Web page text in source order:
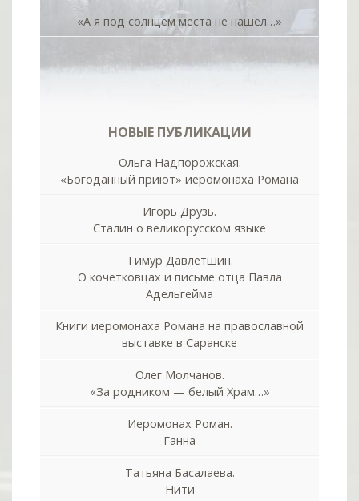
«А я под солнцем места не нашёл…»
НОВЫЕ ПУБЛИКАЦИИ
Ольга Надпорожская.
«Богоданный приют» иеромонаха Романа
Игорь Друзь.
Сталин о великорусском языке
Тимур Давлетшин.
О кочетковцах и письме отца Павла
Адельгейма
Книги иеромонаха Романа на православной
выставке в Саранске
Олег Молчанов.
«За родником — белый Храм…»
Иеромонах Роман.
Ганна
Татьяна Басалаева.
Нити